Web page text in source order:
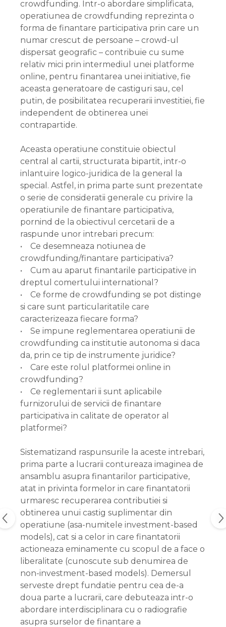
crowdfunding. Intr-o abordare simplificata,
operatiunea de crowdfunding reprezinta o
forma de finantare participativa prin care un
numar crescut de persoane – crowd-ul
dispersat geografic – contribuie cu sume
relativ mici prin intermediul unei platforme
online, pentru finantarea unei initiative, fie
aceasta generatoare de castiguri sau, cel
putin, de posibilitatea recuperarii investitiei, fie
independent de obtinerea unei
contrapartide.
Aceasta operatiune constituie obiectul
central al cartii, structurata bipartit, intr-o
inlantuire logico-juridica de la general la
special. Astfel, in prima parte sunt prezentate
o serie de consideratii generale cu privire la
operatiunile de finantare participativa,
pornind de la obiectivul cercetarii de a
raspunde unor intrebari precum:
• Ce desemneaza notiunea de
crowdfunding/finantare participativa?
• Cum au aparut finantarile participative in
dreptul comertului international?
• Ce forme de crowdfunding se pot distinge
si care sunt particularitatile care
caracterizeaza fiecare forma?
• Se impune reglementarea operatiunii de
crowdfunding ca institutie autonoma si daca
da, prin ce tip de instrumente juridice?
• Care este rolul platformei online in
crowdfunding?
• Ce reglementari ii sunt aplicabile
furnizorului de servicii de finantare
participativa in calitate de operator al
platformei?
Sistematizand raspunsurile la aceste intrebari,
prima parte a lucrarii contureaza imaginea de
ansamblu asupra finantarilor participative,
atat in privinta formelor in care finantatorii
urmaresc recuperarea contributiei si
obtinerea unui castig suplimentar din
operatiune (asa-numitele investment-based
models), cat si a celor in care finantatorii
actioneaza eminamente cu scopul de a face o
liberalitate (cunoscute sub denumirea de
non-investment-based models). Demersul
serveste drept fundatie pentru cea de-a
doua parte a lucrarii, care debuteaza intr-o
abordare interdisciplinara cu o radiografie
asupra surselor de finantare a